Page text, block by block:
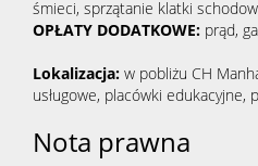
śmieci, sprzątanie klatki
OPŁATY DODATKOWE: prąd,
Lokalizacja: w pobliżu CH
usługowe, placówki edukacyjne,
Nota prawna